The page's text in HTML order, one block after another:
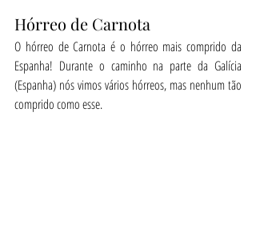
Hórreo de Carnota
O hórreo de Carnota é o hórreo mais comprido da
Espanha! Durante o caminho na parte da Galícia
(Espanha) nós vimos vários hórreos, mas nenhum tão
comprido como esse.